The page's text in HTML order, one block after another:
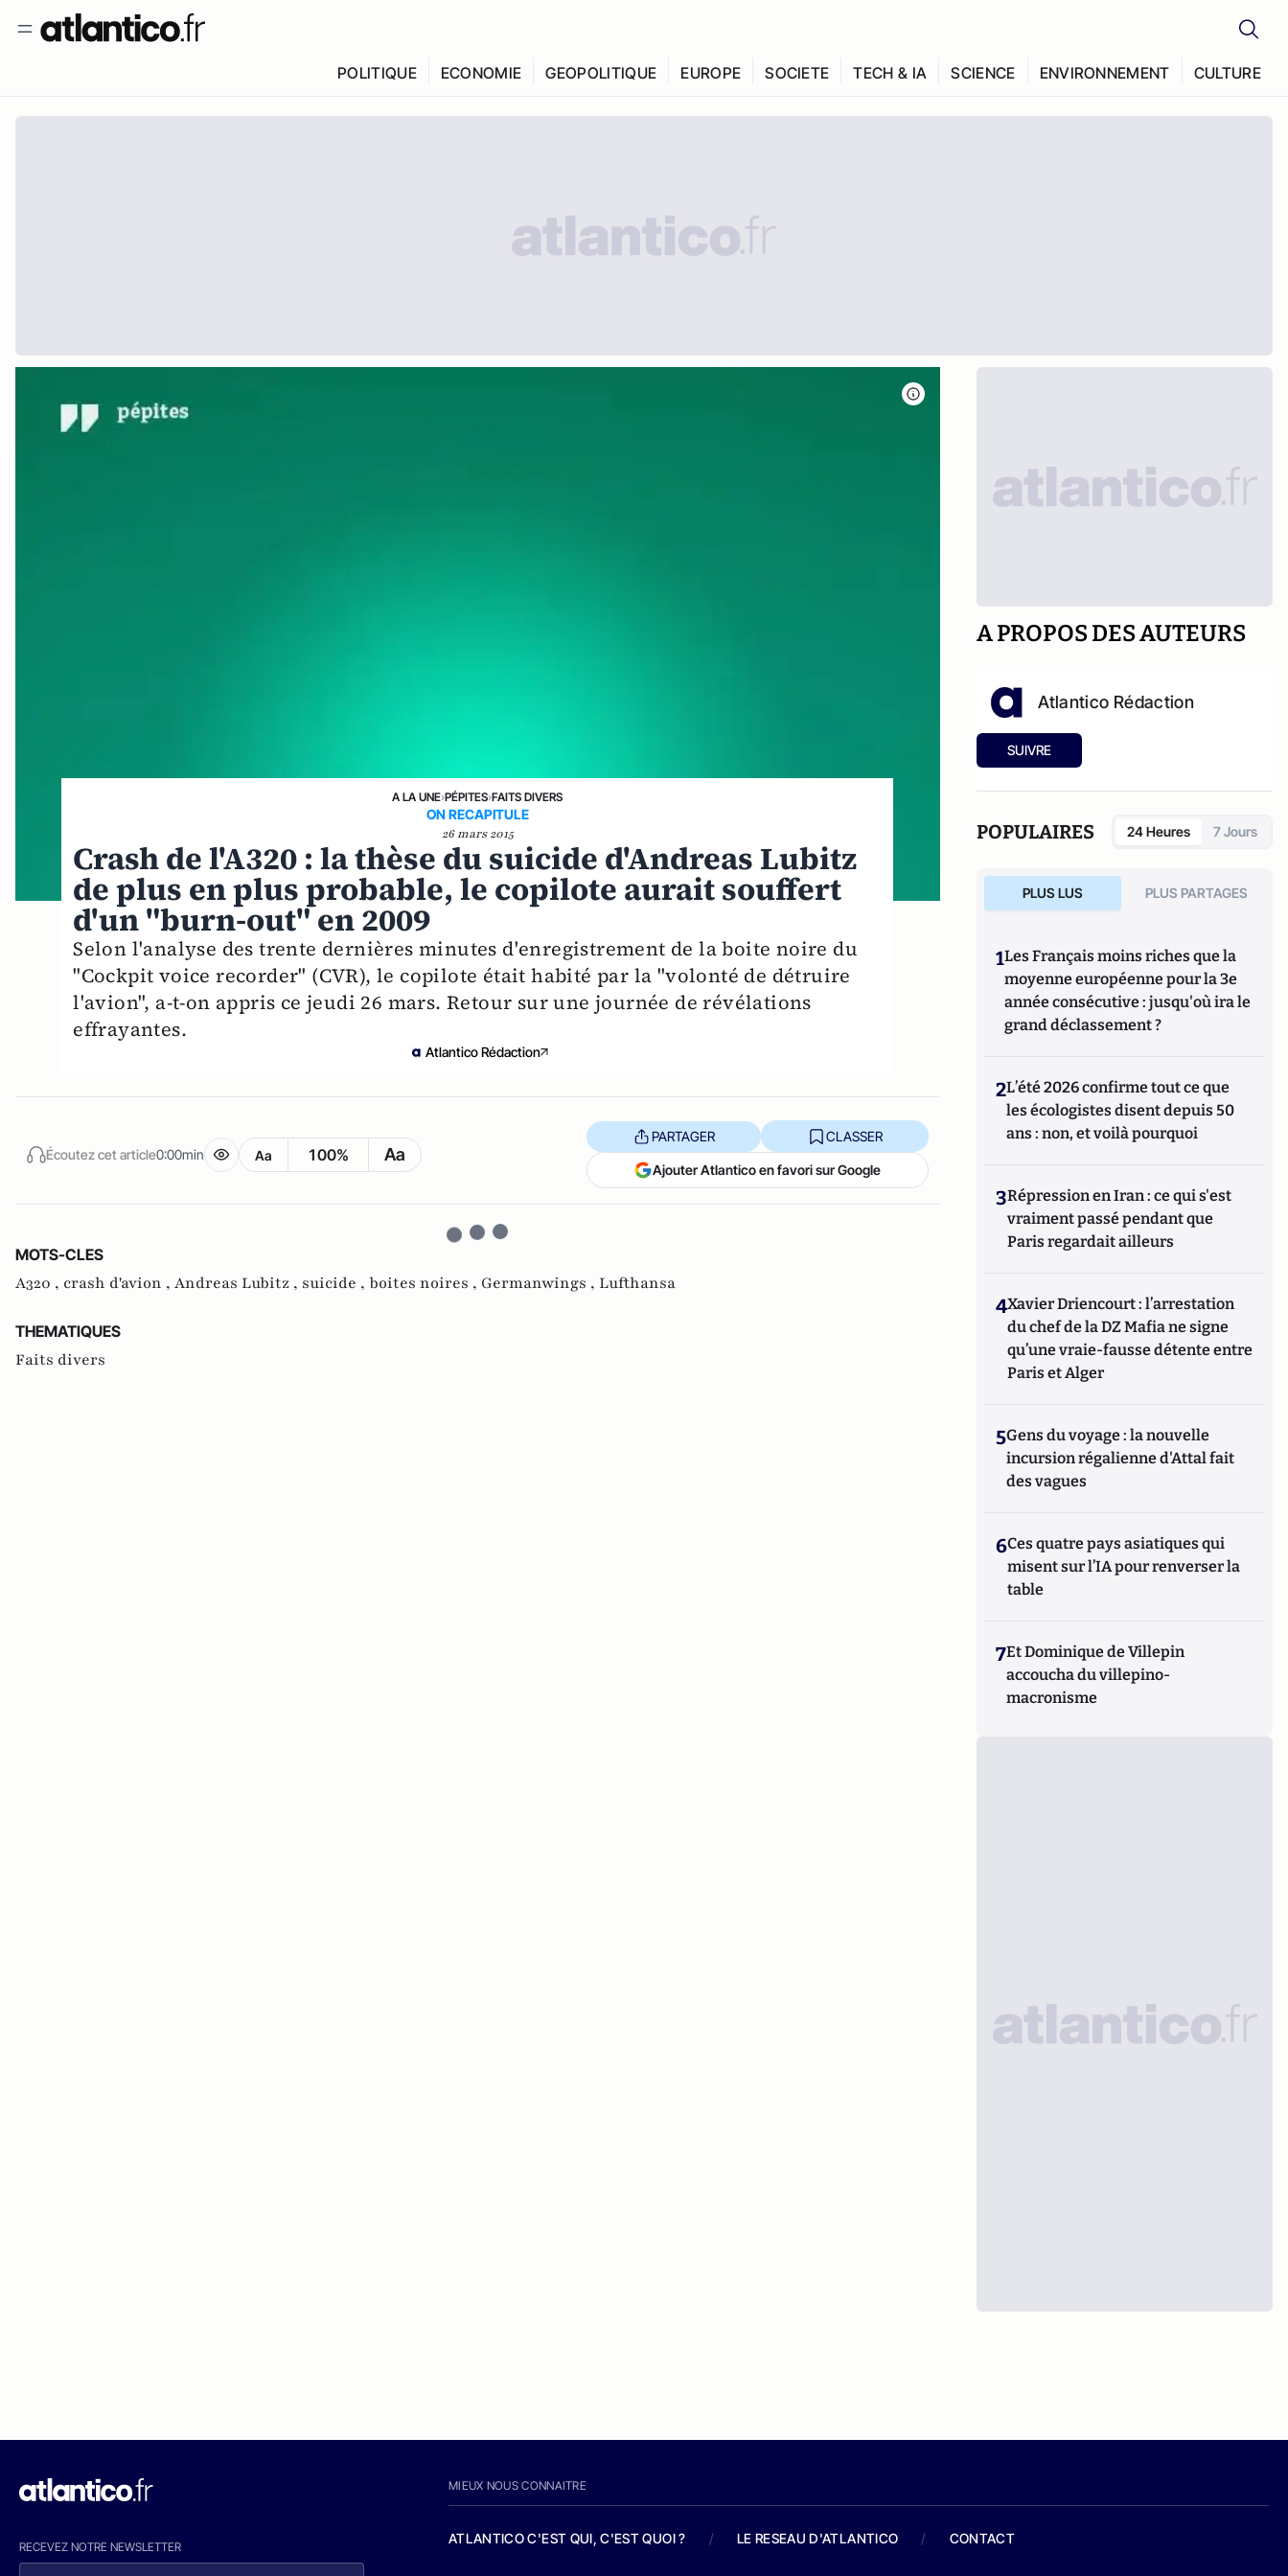
POLITIQUE ECONOMIE GEOPOLITIQUE EUROPE SOCIETE TECH & IA SCIENCE ENVIRONNEMENT CULTURE
A LA UNE›PÉPITES›FAITS DIVERS
ON RECAPITULE
26 mars 2015
Crash de l'A320 : la thèse du suicide d'Andreas Lubitz
de plus en plus probable, le copilote aurait souffert
d'un "burn-out" en 2009
Selon l'analyse des trente dernières minutes d'enregistrement de la boite noire du
"Cockpit voice recorder" (CVR), le copilote était habité par la "volonté de détruire
l'avion", a-t-on appris ce jeudi 26 mars. Retour sur une journée de révélations
effrayantes.
Atlantico Rédaction
Écoutez cet article0:00min Aa 100% Aa
PARTAGER CLASSER
Ajouter Atlantico en favori sur Google
MOTS-CLES
A320 , crash d'avion , Andreas Lubitz , suicide , boites noires , Germanwings , Lufthansa
THEMATIQUES
Faits divers
A PROPOS DES AUTEURS
Atlantico Rédaction
SUIVRE
POPULAIRES 24 Heures 7 Jours
PLUS LUS PLUS PARTAGES
1Les Français moins riches que la
moyenne européenne pour la 3e
année consécutive : jusqu'où ira le
grand déclassement ?
2L’été 2026 confirme tout ce que
les écologistes disent depuis 50
ans : non, et voilà pourquoi
3Répression en Iran : ce qui s'est
vraiment passé pendant que
Paris regardait ailleurs
4Xavier Driencourt : l’arrestation
du chef de la DZ Mafia ne signe
qu’une vraie-fausse détente entre
Paris et Alger
5Gens du voyage : la nouvelle
incursion régalienne d'Attal fait
des vagues
6Ces quatre pays asiatiques qui
misent sur l’IA pour renverser la
table
7Et Dominique de Villepin
accoucha du villepino-
macronisme
RECEVEZ NOTRE NEWSLETTER
MIEUX NOUS CONNAITRE
ATLANTICO C'EST QUI, C'EST QUOI ? / LE RESEAU D'ATLANTICO / CONTACT